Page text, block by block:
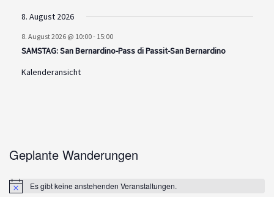
8. August 2026
8. August 2026 @ 10:00- 15:00
SAMSTAG: San Bernardino-Pass di Passit-San Bernardino
Kalenderansicht
Geplante Wanderungen
Notice Es gibt keine anstehenden Veranstaltungen.